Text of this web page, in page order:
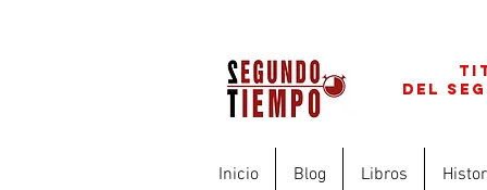
del
Inicio Blog Libros